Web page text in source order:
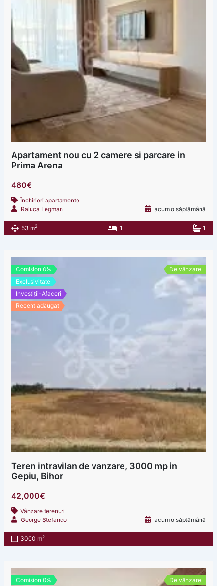
Apartament nou cu 2 camere si parcare in
Prima Arena
480€
Închirieri apartamente
Raluca Legman
acum o săptămână
53 m2 1 1
Comision 0%
Exclusivitate
Investiții-Afaceri
Recent adăugat
De vânzare
Teren intravilan de vanzare, 3000 mp in
Gepiu, Bihor
42,000€
Vânzare terenuri
George Ștefanco
acum o săptămână
3000 m2
Comision 0%
De vânzare